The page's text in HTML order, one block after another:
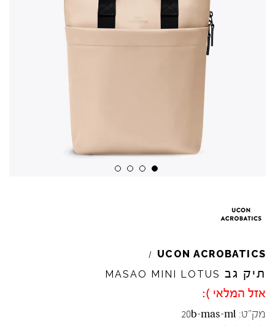
UCON ACROBATICS
/
תיק גב MASAO MINI LOTUS
אזל המלאי ):
מק"ט: 20b-mas-ml